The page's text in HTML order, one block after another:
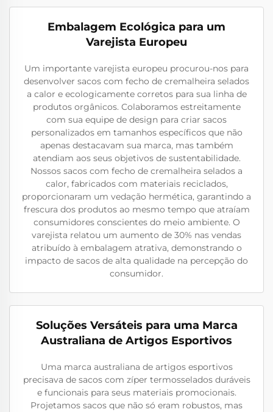
Embalagem Ecológica para um
Varejista Europeu
Um importante varejista europeu procurou-nos para
desenvolver sacos com fecho de cremalheira selados
a calor e ecologicamente corretos para sua linha de
produtos orgânicos. Colaboramos estreitamente
com sua equipe de design para criar sacos
personalizados em tamanhos específicos que não
apenas destacavam sua marca, mas também
atendiam aos seus objetivos de sustentabilidade.
Nossos sacos com fecho de cremalheira selados a
calor, fabricados com materiais reciclados,
proporcionaram um vedação hermética, garantindo a
frescura dos produtos ao mesmo tempo que atraíam
consumidores conscientes do meio ambiente. O
varejista relatou um aumento de 30% nas vendas
atribuído à embalagem atrativa, demonstrando o
impacto de sacos de alta qualidade na percepção do
consumidor.
Soluções Versáteis para uma Marca
Australiana de Artigos Esportivos
Uma marca australiana de artigos esportivos
precisava de sacos com zíper termosselados duráveis
e funcionais para seus materiais promocionais.
Projetamos sacos que não só eram robustos, mas